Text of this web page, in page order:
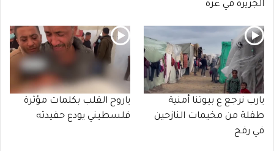
الجزيرة في غزة
يارب نرجع ع بيوتنا أمنية
طفلة من مخيمات النازحين
في رفح
ياروح القلب بكلمات مؤثرة
فلسطيني يودع حفيدته